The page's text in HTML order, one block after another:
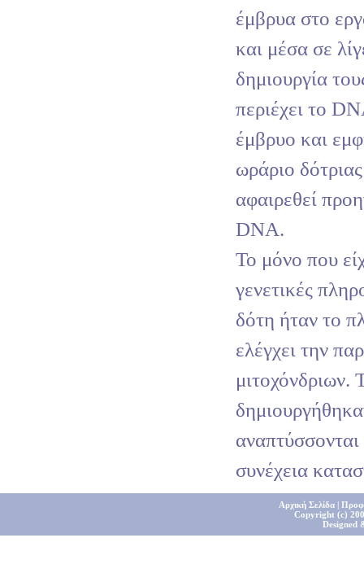
έμβρυα στο
και μέσα σε
δημιουργία
περιέχει το
έμβρυο και
ωράριο
αφαιρεθεί
DNA.
Το μόνο που
γενετικές
δότη ήταν το
ελέγχει την
μιτοχόνδριων.
συνέχεια
Αρχική Σελίδα|
Copyright (c)
Designed